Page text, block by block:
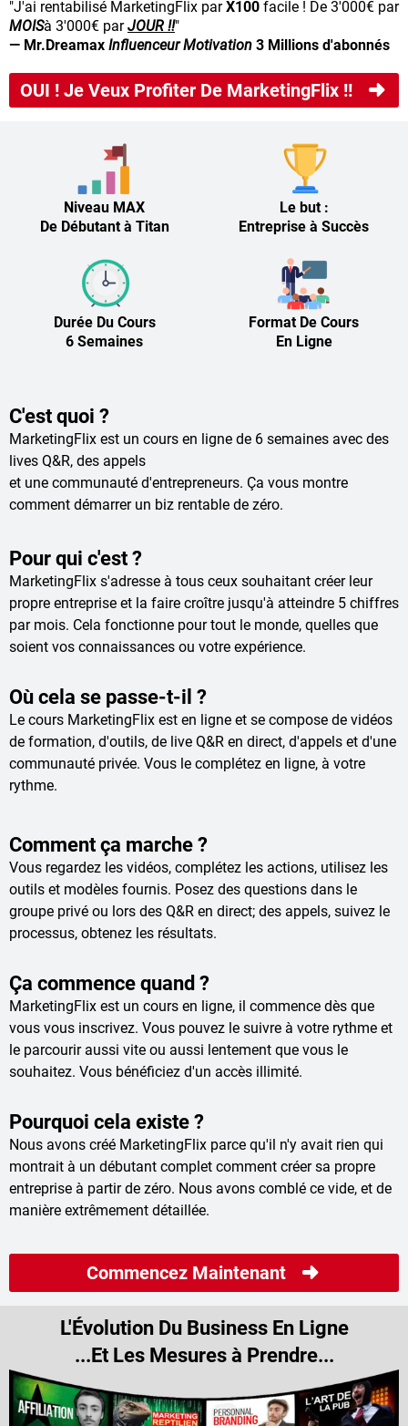
"J'ai rentabilisé MarketingFlix parX100 facile ! De 3'000€ par
MOISà 3'000€ parJOUR !!"
— Mr.Dreamax Influenceur Motivation 3 Millions d'abonnés
OUI ! Je Veux Profiter De MarketingFlix !!
Niveau MAX
De Débutant à Titan
Le but :
Entreprise à Succès
Durée Du Cours
6 Semaines
Format De Cours
En Ligne
C'est quoi ?
MarketingFlix est un cours en ligne de 6 semaines avec des
lives Q&R, des appels
et une communauté d'entrepreneurs. Ça vous montre
comment démarrer un biz rentable de zéro.
Pour qui c'est ?
MarketingFlix s'adresse à tous ceux souhaitant créer leur
propre entreprise et la faire croître jusqu'à atteindre 5 chiffres
par mois. Cela fonctionne pour tout le monde, quelles que
soient vos connaissances ou votre expérience.
Où cela se passe-t-il ?
Le cours MarketingFlix est en ligne et se compose de vidéos
de formation, d'outils, de live Q&R en direct, d'appels et d'une
communauté privée. Vous le complétez en ligne, à votre
rythme.
Comment ça marche ?
Vous regardez les vidéos, complétez les actions, utilisez les
outils et modèles fournis. Posez des questions dans le
groupe privé ou lors des Q&R en direct; des appels, suivez le
processus, obtenez les résultats.
Ça commence quand ?
MarketingFlix est un cours en ligne, il commence dès que
vous vous inscrivez. Vous pouvez le suivre à votre rythme et
le parcourir aussi vite ou aussi lentement que vous le
souhaitez. Vous bénéficiez d'un accès illimité.
Pourquoi cela existe ?
Nous avons créé MarketingFlix parce qu'il n'y avait rien qui
montrait à un débutant complet comment créer sa propre
entreprise à partir de zéro. Nous avons comblé ce vide, et de
manière extrêmement détaillée.
Commencez Maintenant
L'Évolution Du Business En Ligne
...Et Les Mesures à Prendre...